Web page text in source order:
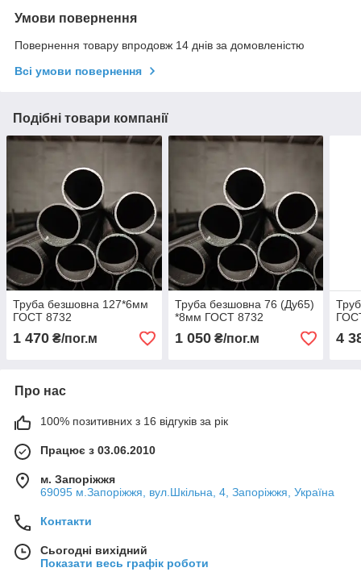
Умови повернення
Повернення товару впродовж 14 днів за домовленістю
Всі умови повернення
Подібні товари компанії
Труба безшовна 127*6мм
ГОСТ 8732
1 470 ₴/пог.м
Труба безшовна 76 (Ду65)
*8мм ГОСТ 8732
1 050₴/пог.м 4
Про нас
100% позитивних з 16 відгуків за рік
Працює з 03.06.2010
м. Запоріжжя
69095 м.Запоріжжя, вул.Шкільна, 4, Запоріжжя, Україна
Контакти
Сьогодні вихідний
Показати весь графік роботи